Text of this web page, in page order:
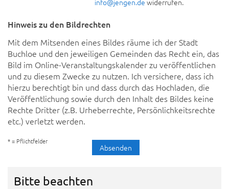
info@jengen.de widerrufen.
Hinweis zu den Bildrechten
Mit dem Mitsenden eines Bildes räume ich der Stadt
Buchloe und den jeweiligen Gemeinden das Recht ein, das
Bild im Online-Veranstaltungskalender zu veröffentlichen
und zu diesem Zwecke zu nutzen. Ich versichere, dass ich
hierzu berechtigt bin und dass durch das Hochladen, die
Veröffentlichung sowie durch den Inhalt des Bildes keine
Rechte Dritter (z.B. Urheberrechte, Persönlichkeitsrechte
etc.) verletzt werden.
* = Pflichtfelder
Bitte beachten